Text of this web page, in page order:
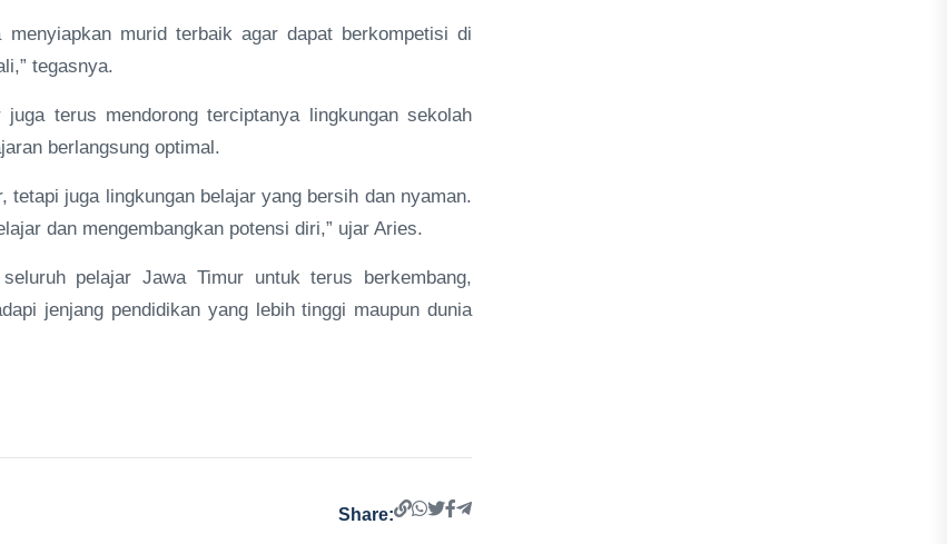
murid terbaik agar dapat berkompetisi di
tegasnya.
terus mendorong terciptanya lingkungan sekolah
berlangsung optimal.
juga lingkungan belajar yang bersih dan nyaman.
dan mengembangkan potensi diri,” ujar Aries.
pelajar Jawa Timur untuk terus berkembang,
jenjang pendidikan yang lebih tinggi maupun dunia
Share: